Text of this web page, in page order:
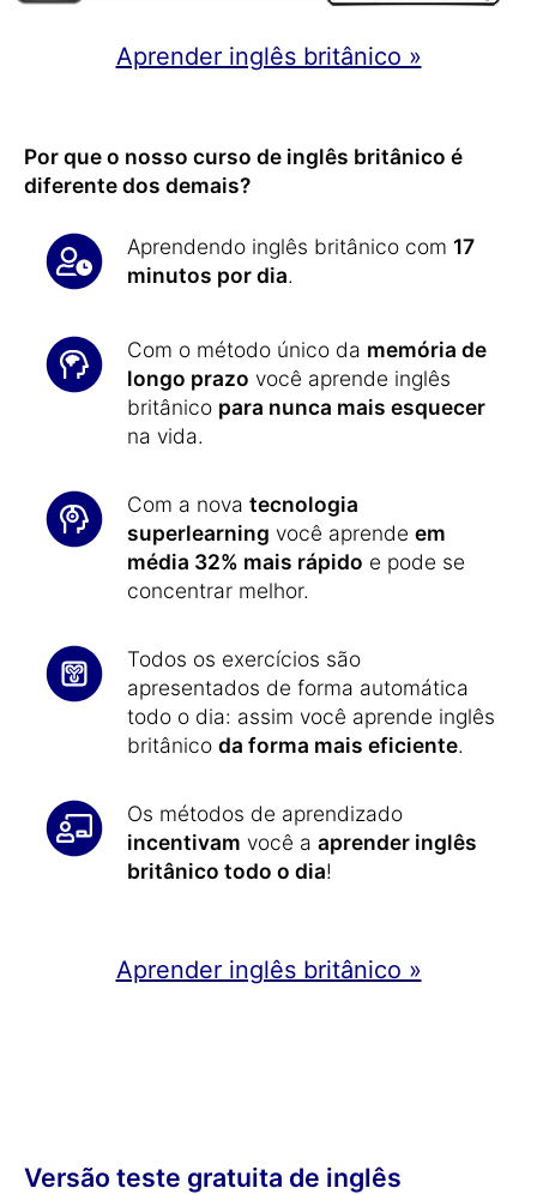
Aprender inglês britânico »
Por que o nosso curso de inglês britânico é
diferente dos demais?
Aprendendo inglês britânico com 17
minutos por dia.
Com o método único da memória de
longo prazo você aprende inglês
britânico para nunca mais esquecer
na vida.
Com a nova tecnologia
superlearning você aprende em
média 32% mais rápido e pode se
concentrar melhor.
Todos os exercícios são
apresentados de forma automática
todo o dia: assim você aprende inglês
britânico da forma mais eficiente.
Os métodos de aprendizado
incentivam você a aprender inglês
britânico todo o dia!
Aprender inglês britânico »
Versão teste gratuita de inglês